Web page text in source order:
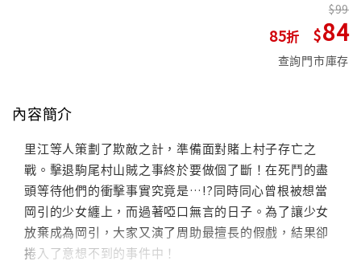
85
99
84
查詢門市庫存
內容簡介
里江等人策劃了欺敵之計，準備面對賭上村子存亡之
戰。擊退駒尾村山賊之事終於要做個了斷！在死鬥的盡
頭等待他們的衝擊事實究竟是…!?同時同心曾根被想當
岡引的少女纏上，而過著啞口無言的日子。為了讓少女
放棄成為岡引，大家又演了周助最擅長的假戲，結果卻
捲入了意想不到的事件中！